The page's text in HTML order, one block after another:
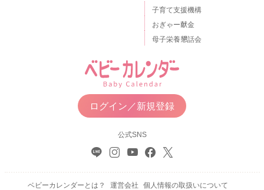
子育て支援機構
おぎゃー献金
母子栄養懇話会
ログイン／新規登録
公式SNS
ベビーカレンダーとは？ 運営会社 個人情報の取扱いについて